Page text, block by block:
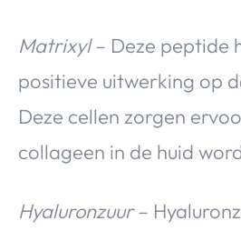
Matrixyl– Deze peptide
positieve uitwerking op
Deze cellen zorgen
collageen in de huid
Hyaluronzuur–